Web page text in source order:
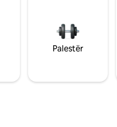
Palestër